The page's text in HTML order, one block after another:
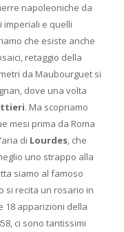
napoleoniche da
imperiali e quelli
che esiste anche
retaggio della
da Maubourguet si
dove una volta
. Ma scopriamo
mesi prima da Roma
di Lourdes, che
uno strappo alla
siamo al famoso
si recita un rosario in
18 apparizioni della
ci sono tantissimi